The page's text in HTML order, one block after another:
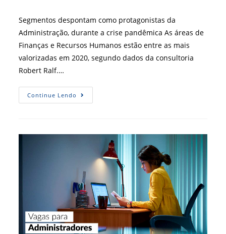
Segmentos despontam como protagonistas da
Administração, durante a crise pandêmica As áreas de
Finanças e Recursos Humanos estão entre as mais
valorizadas em 2020, segundo dados da consultoria
Robert Ralf.…
Continue Lendo Gestão
Financeira
Uma